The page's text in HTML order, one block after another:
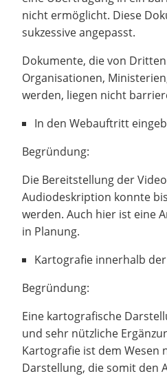
nicht ermöglicht. Diese
sukzessive angepasst.
Dokumente, die von
Organisationen,
werden, liegen nicht
In den Webauftritt
Begründung:
Die Bereitstellung der
Audiodeskription konnte
werden. Auch hier ist eine
in Planung.
Kartografie innerhalb
Begründung:
Eine kartografische
und sehr nützliche
Kartografie ist dem Wesen
Darstellung, die somit den